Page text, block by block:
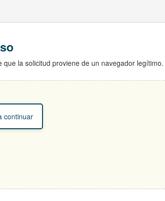
que la solicitud proviene de un navegador legítimo.
continuar